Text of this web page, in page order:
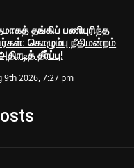
தங்கிப் பணிபுரிந்த
கொழும்பு நீதிமன்றம்
தீர்ப்பு!
9th 2026, 7:27 pm